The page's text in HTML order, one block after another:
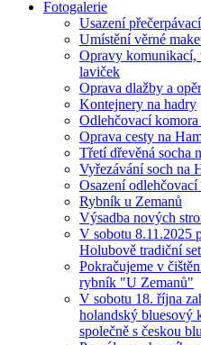
Fotogalerie
Usazení
Umístění věrné
Opravy komunikací,
laviček
Oprava dlažby a
Kontejnery na hadry
Odlehčovací
Oprava cesty na
Třetí dřevěná socha
Vyřezávání soch na
Osazení
Rybník u Zemanů
Výsadba nových
V sobotu 8.11.2025
Holubově tradiční
Pokračujeme v
rybník "U Zemanů"
V sobotu 18. října
holandský bluesový
společně s českou